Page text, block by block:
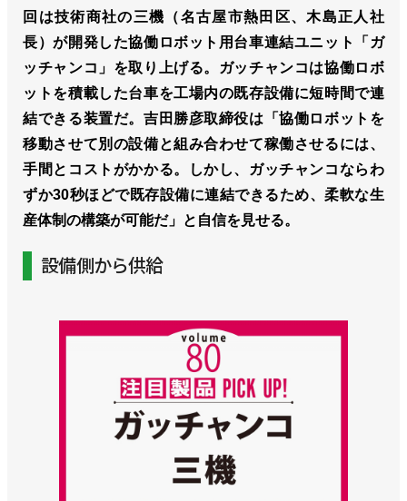
回は技術商社の三機（名古屋市熱田区、木島正人社
⻑）が開発した協働ロボット用台車連結ユニット「ガ
ッチャンコ」を取り上げる。ガッチャンコは協働ロボ
ットを積載した台車を工場内の既存設備に短時間で連
結できる装置だ。吉田勝彦取締役は「協働ロボットを
移動させて別の設備と組み合わせて稼働させるには、
手間とコストがかかる。しかし、ガッチャンコならわ
ずか30秒ほどで既存設備に連結できるため、柔軟な生
産体制の構築が可能だ」と自信を見せる。
設備側から供給